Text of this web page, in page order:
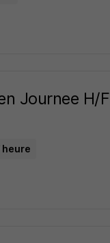
Journee H/F
heure